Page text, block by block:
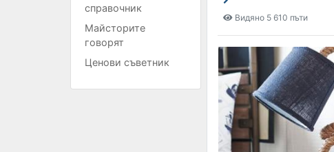
справочник
Майсторите
говорят
Ценови съветник
Видяно 5 610 пъти